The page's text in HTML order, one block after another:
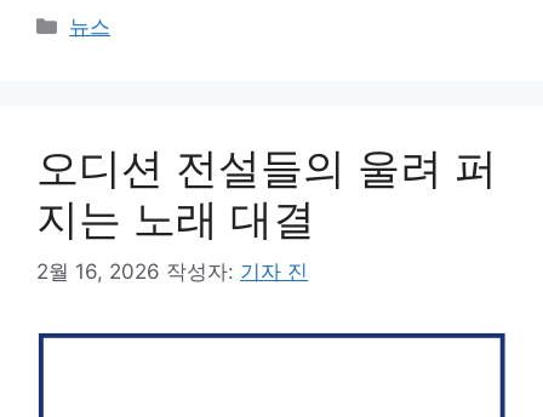
카
뉴스
오디션 전설들의 울려 퍼
지는 노래 대결
2월 16, 2026 작성자: 기자 진